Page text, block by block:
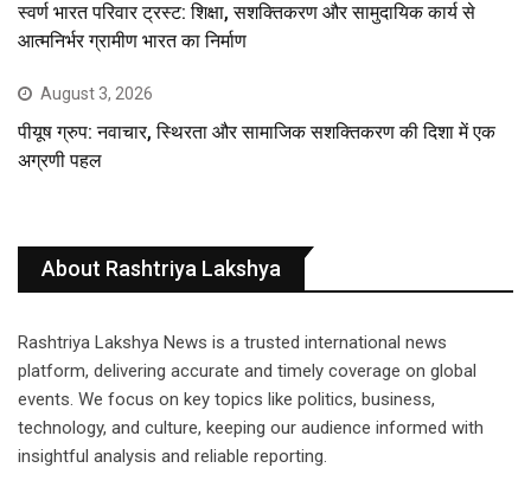
स्वर्ण भारत परिवार ट्रस्ट: शिक्षा, सशक्तिकरण और सामुदायिक कार्य से
आत्मनिर्भर ग्रामीण भारत का निर्माण
August 3, 2026
पीयूष ग्रुप: नवाचार, स्थिरता और सामाजिक सशक्तिकरण की दिशा में एक
अग्रणी पहल
About Rashtriya Lakshya
Rashtriya Lakshya News is a trusted international news
platform, delivering accurate and timely coverage on global
events. We focus on key topics like politics, business,
technology, and culture, keeping our audience informed with
insightful analysis and reliable reporting.